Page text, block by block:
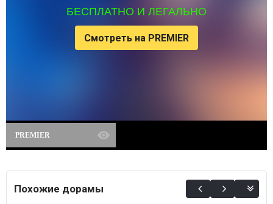
БЕСПЛАТНО И ЛЕГАЛЬНО
Смотреть на PREMIER
PREMIER
Похожие дорамы